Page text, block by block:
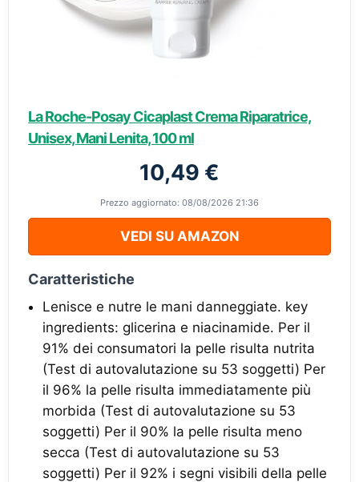
La Roche-Posay Cicaplast Crema Riparatrice,
Unisex, Mani Lenita, 100 ml
10,49 €
Prezzo aggiornato: 08/08/2026 21:36
VEDI SU AMAZON
Caratteristiche
Lenisce e nutre le mani danneggiate. key
ingredients: glicerina e niacinamide. Per il
91% dei consumatori la pelle risulta nutrita
(Test di autovalutazione su 53 soggetti) Per
il 96% la pelle risulta immediatamente più
morbida (Test di autovalutazione su 53
soggetti) Per il 90% la pelle risulta meno
secca (Test di autovalutazione su 53
soggetti) Per il 92% i segni visibili della pelle